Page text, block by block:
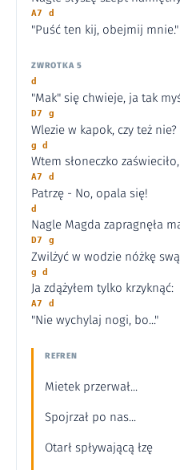
A7 d
"Puść ten kij, obejmij mnie."
ZWROTKA 5
d
"Mak" się chwieje, ja tak
D7 g
Wlezie w kapok, czy też nie?
g d
Wtem słoneczko zaświeciło,
A7 d
Patrzę - No, opala się!
d
Nagle Magda zapragnęła
D7 g
Zwilżyć w wodzie nóżkę
g d
Ja zdążyłem tylko krzyknąć:
A7 d
"Nie wychylaj nogi, bo..."
REFREN
Mietek przerwał...
Spojrzał po nas...
Otarł spływającą łzę